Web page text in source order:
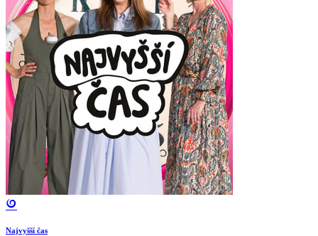
Najvyšší čas